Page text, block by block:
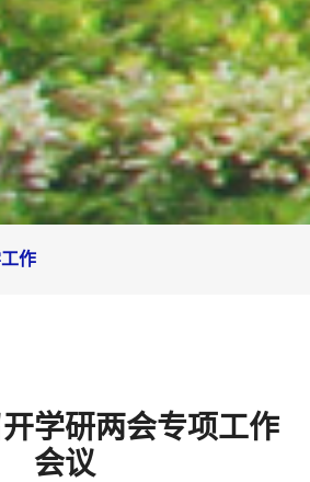
作
学研两会专项工作
会议